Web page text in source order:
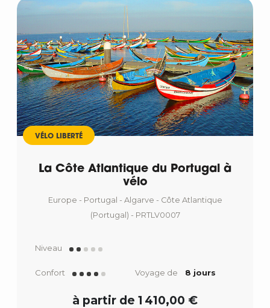
VÉLO LIBERTÉ
La Côte Atlantique du Portugal à
vélo
Europe - Portugal - Algarve - Côte Atlantique
(Portugal) - PRTLV0007
Niveau
Confort Voyage de 8 jours
à partir de 1 410,00 €